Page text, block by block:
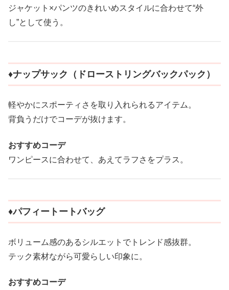
ジャケット×パンツのきれいめスタイルに合わせて“外
し”として使う。
♦︎ナップサック（ドローストリングバックパック）
軽やかにスポーティさを取り入れられるアイテム。
背負うだけでコーデが抜けます。
おすすめコーデ
ワンピースに合わせて、あえてラフさをプラス。
♦︎パフィートートバッグ
ボリューム感のあるシルエットでトレンド感抜群。
テック素材ながら可愛らしい印象に。
おすすめコーデ